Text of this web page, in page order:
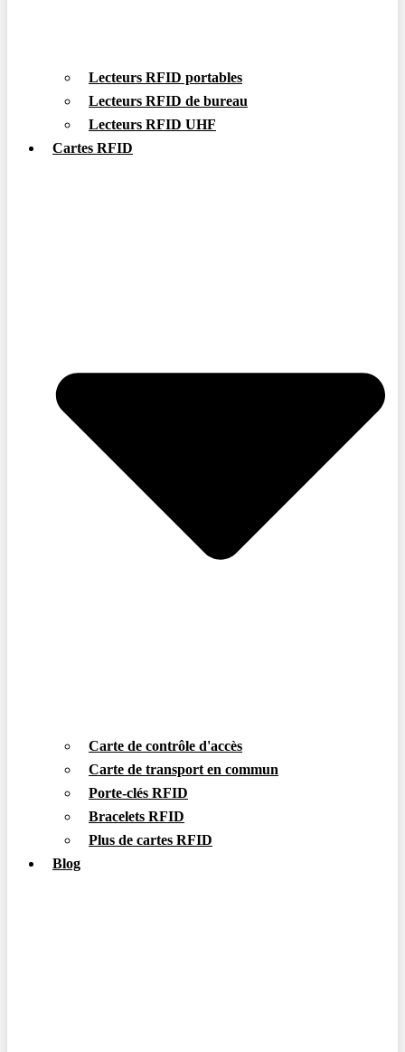
Lecteurs RFID portables
Lecteurs RFID de bureau
Lecteurs RFID UHF
Cartes RFID
Carte de contrôle d'accès
Carte de transport en commun
Porte-clés RFID
Bracelets RFID
Plus de cartes RFID
Blog